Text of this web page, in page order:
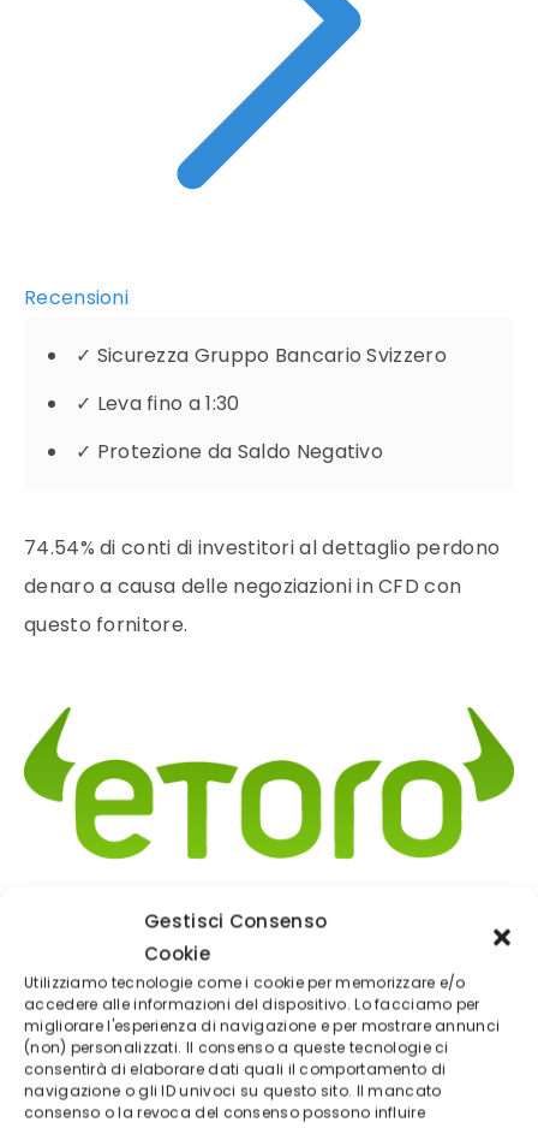
Gestisci Consenso
Cookie
Utilizziamo tecnologie come i cookie per memorizzare e/o
accedere alle informazioni del dispositivo. Lo facciamo per
migliorare l'esperienza di navigazione e per mostrare annunci
(non) personalizzati. Il consenso a queste tecnologie ci
consentirà di elaborare dati quali il comportamento di
navigazione o gli ID univoci su questo sito. Il mancato
consenso o la revoca del consenso possono influire
Recensioni
✓ Sicurezza Gruppo Bancario Svizzero
✓ Leva fino a 1:30
✓ Protezione da Saldo Negativo
74.54% di conti di investitori al dettaglio perdono
denaro a causa delle negoziazioni in CFD con
questo fornitore.
Trading online ETF - CRYPTO - CFD
Deposito minimo 50$
Broker regolamentato